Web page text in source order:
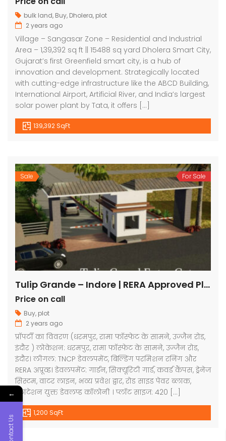
bulk land, Buy, Dholera, plot
2 years ago
Village – Sangasar Zone – Residential and Industrial
Area – 1,39,392 sq ft || 15488 sq yard Dholera Smart City,
Gujarat’s first Greenfield smart city, is a hub of
innovation and development. Strategically located
with cutting-edge infrastructure like the ABCD Building,
International Airport, Artificial River, and India’s largest
solar power plant by Tata, it offers […]
139,392 SqFt
Sale For Sale
Tulip Grande – Indore | RERA Approved Plots
Price on call
Buy, plot
2 years ago
प्रॉपर्टी का विवरण (धरमपुर, रामा फॉस्फेट के सामने, उज्जैन रोड,
इंदौर ) लोकेशन: धरमपुर, रामा फॉस्फेट के सामने, उज्जैन रोड,
इंदौर। लीगल: TNCP डेवलपमेंट, बिल्डिंग परमिशन रनिंग और
RERA अप्रूव्ड। डेवलपमेंट: गार्डन, सिक्यूरिटी गार्ड, कवर्ड कैंपस, ड्रेनेज
सिस्टम, वाटर लाइन, भव्य प्रवेश द्वार, रोड साइड पेवर ब्लाक,
प्लांटेशन युक्त डेवलप्ड कॉलोनी । प्लॉट साइज: 420 […]
1,200 SqFt
←
Contact Us